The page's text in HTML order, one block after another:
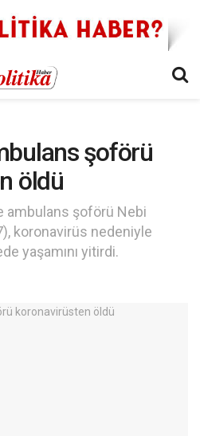
şoförü
öldü
ambulans şoförü Nebi
koronavirüs nedeniyle
yaşamını yitirdi.